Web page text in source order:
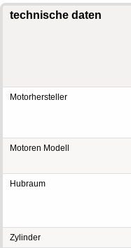
technische daten
Motorhersteller
Motoren Modell
Hubraum
Zylinder